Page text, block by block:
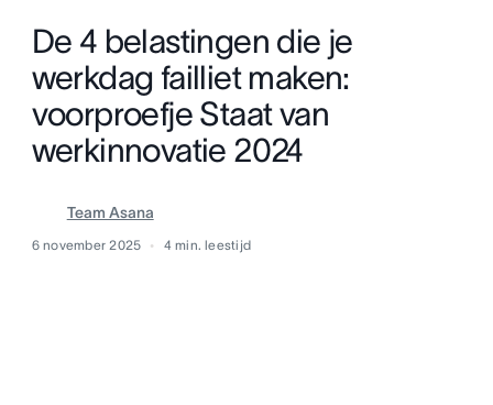
De 4 belastingen die je
werkdag failliet maken:
voorproefje Staat van
werkinnovatie 2024
Team Asana
6 november 2025 4 min. leestijd